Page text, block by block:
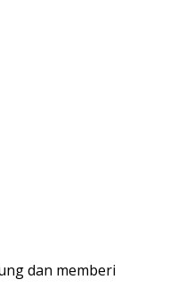
dan memberi